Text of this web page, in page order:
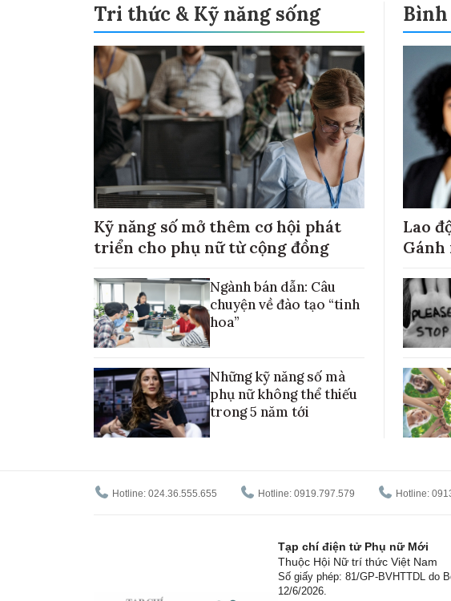
Tri thức & Kỹ năng sống
Kỹ năng số mở thêm cơ hội phát
triển cho phụ nữ từ cộng đồng
Ngành bán dẫn: Câu
chuyện về đào tạo “tinh
hoa”
Những kỹ năng số mà
phụ nữ không thể thiếu
trong 5 năm tới
Lao
Gánh
Hotline: 024.36.555.655 Hotline: 0919.797.579 Hotline:
Tạp chí điện tử Phụ nữ Mới
Thuộc Hội Nữ trí thức Việt Nam
Số giấy phép: 81/GP-BVHTTDL do
12/6/2026.